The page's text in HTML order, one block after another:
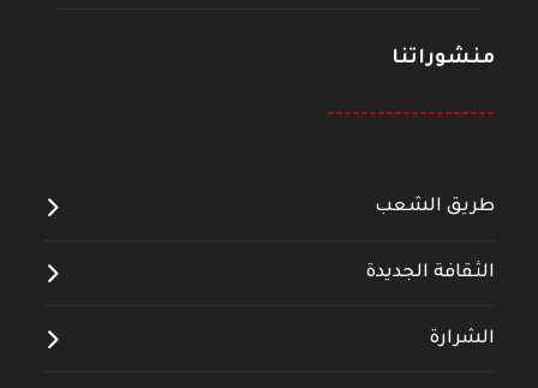
منشوراتنا
--------------------
طريق الشعب
الثقافة الجديدة
الشرارة